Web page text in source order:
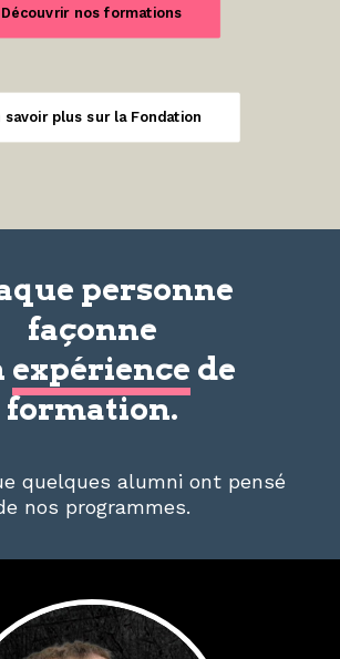
Découvrir nos formations
savoir plus sur la Fondation
personne
façonne
expérience de
formation.
quelques alumni ont pensé
nos programmes.